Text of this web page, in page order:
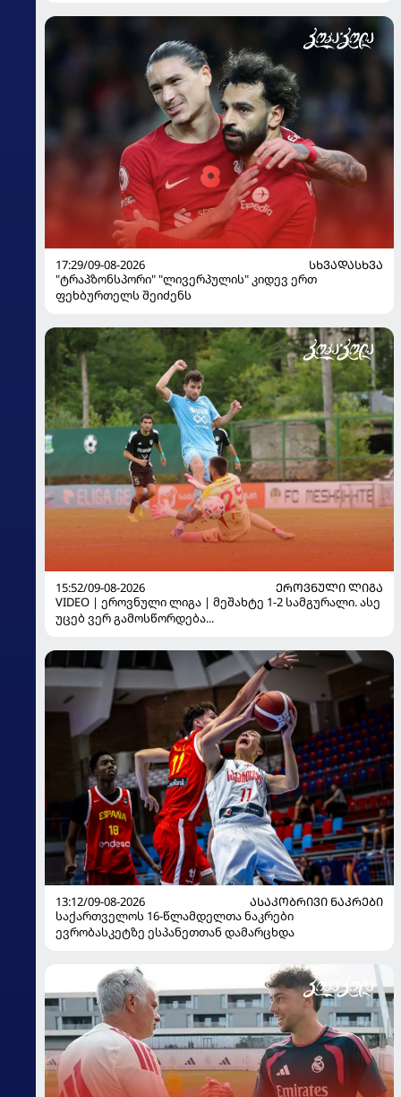
17:29/09-08-2026
ᲡᲮᲕᲐᲓᲐᲡᲮᲕᲐ
"ტრაპზონსპორი" "ლივერპულის" კიდევ ერთ
ფეხბურთელს შეიძენს
15:52/09-08-2026
ᲔᲠᲝᲕᲜᲣᲚᲘ ᲚᲘᲒᲐ
VIDEO | ეროვნული ლიგა | მეშახტე 1-2 სამგურალი. ასე
უცებ ვერ გამოსწორდება...
13:12/09-08-2026
ᲐᲡᲐᲙᲝᲑᲠᲘᲕᲘ ᲜᲐᲙᲠᲔᲑᲘ
საქართველოს 16-წლამდელთა ნაკრები
ევრობასკეტზე ესპანეთთან დამარცხდა